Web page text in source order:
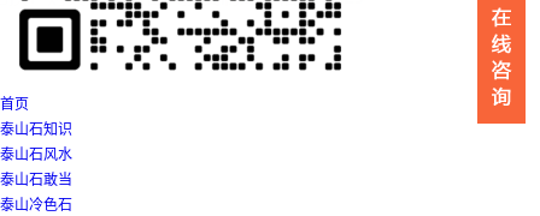
首页
泰山石知识
泰山石风水
泰山石敢当
泰山冷色石